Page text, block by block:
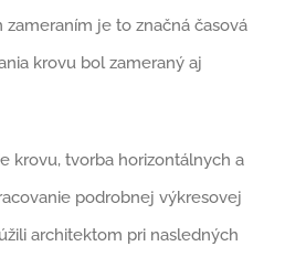
je to značná časová
krovu bol zameraný aj
krovu, tvorba horizontálnych a
podrobnej výkresovej
architektom pri nasledných